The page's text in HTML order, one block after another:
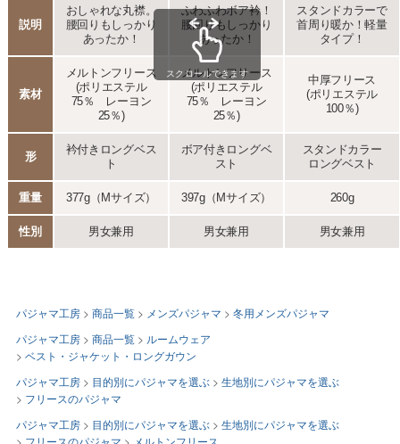
パジャマ工房 商品一覧 メンズパジャマ
冬用メンズパジャマ
パジャマ工房
商品一覧
ルームウェア
ベスト・ジャケット・ロングガウン
パジャマ工房
目的別にパジャマを選ぶ
生地別にパジャマを選ぶ
フリースのパジャマ
パジャマ工房
目的別にパジャマを選ぶ
生地別にパジャマを選ぶ
フリースのパジャマ
メルトンフリース